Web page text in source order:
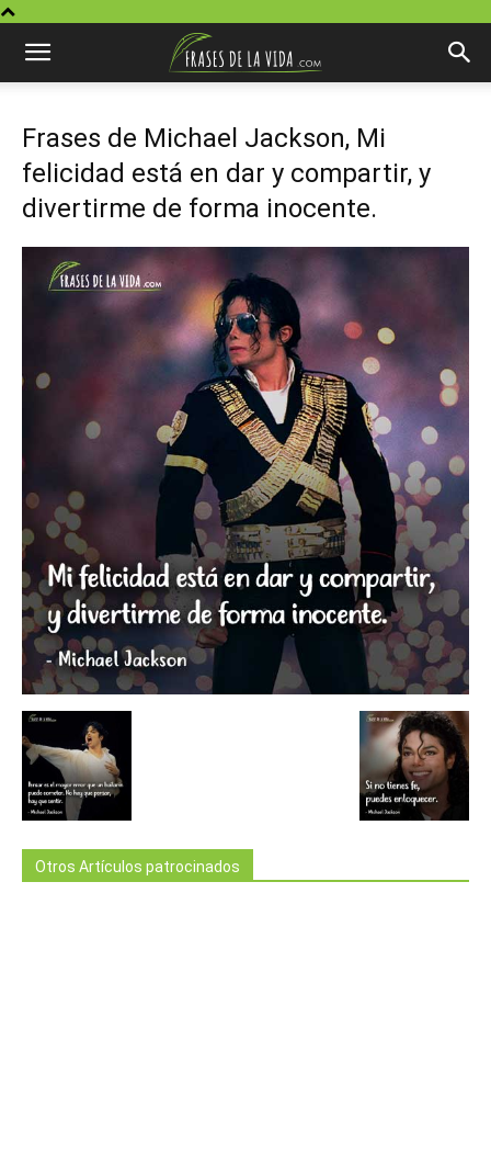
Frases de Michael Jackson, Mi
felicidad está en dar y compartir, y
divertirme de forma inocente.
Otros Artículos patrocinados